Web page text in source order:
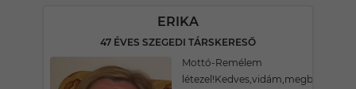
ERIKA
47 ÉVES SZEGEDI TÁRSKERESŐ
Mottó-Remélem
létezel!Kedves,vidám,megbízható